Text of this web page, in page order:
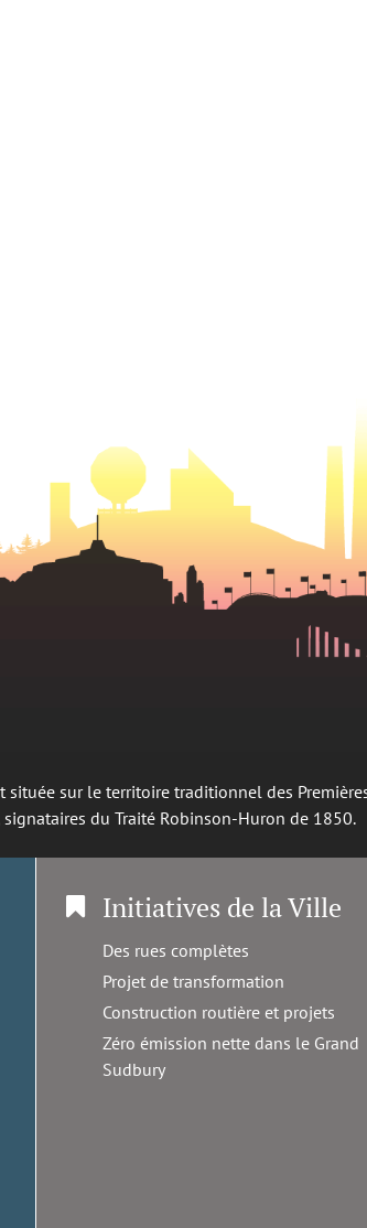
située sur le territoire traditionnel des
du Traité Robinson-Huron de 1850.
Initiatives de la Ville
Des rues complètes
Projet de transformation
Construction routière et projets
Zéro émission nette dans le Grand
Sudbury